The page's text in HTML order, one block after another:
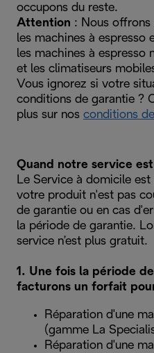
occupons du reste.
Attention : Nous offrons
les machines à espresso
les machines à espresso
et les climatiseurs
Vous ignorez si votre
conditions de garantie ?
plus sur nos conditions
Quand notre service
Le Service à domicile
votre produit n'est pas
de garantie ou en cas
la période de garantie.
service n’est plus gratuit.
1. Une fois la période
facturons un forfait
Réparation d'une
(gamme La
Réparation d'une